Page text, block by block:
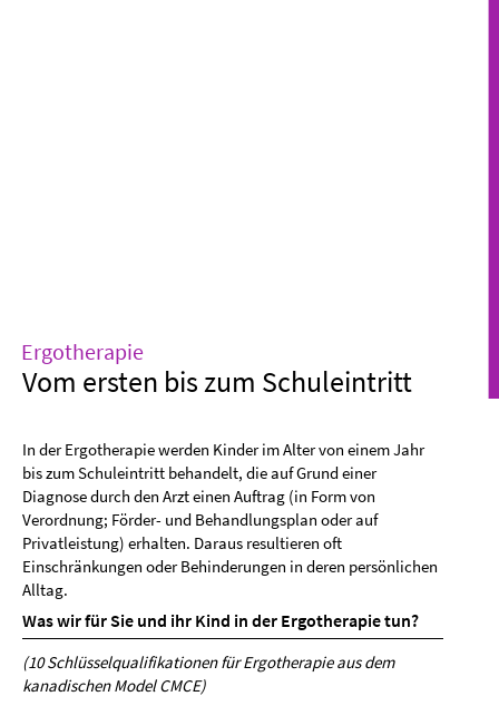
Ergotherapie
Vom ersten bis zum Schuleintritt
In der Ergotherapie werden Kinder im Alter von einem Jahr
bis zum Schuleintritt behandelt, die auf Grund einer
Diagnose durch den Arzt einen Auftrag (in Form von
Verordnung; Förder- und Behandlungsplan oder auf
Privatleistung) erhalten. Daraus resultieren oft
Einschränkungen oder Behinderungen in deren persönlichen
Alltag.
Was wir für Sie und ihr Kind in der Ergotherapie tun?
(10 Schlüsselqualifikationen für Ergotherapie aus dem
kanadischen Model CMCE)